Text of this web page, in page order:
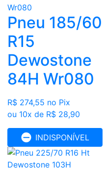
Pneu 185/60
R15
Dewostone
84H Wr080
R$ 274,55 no Pix
ou 10x de R$ 28,90
INDISPONÍVEL